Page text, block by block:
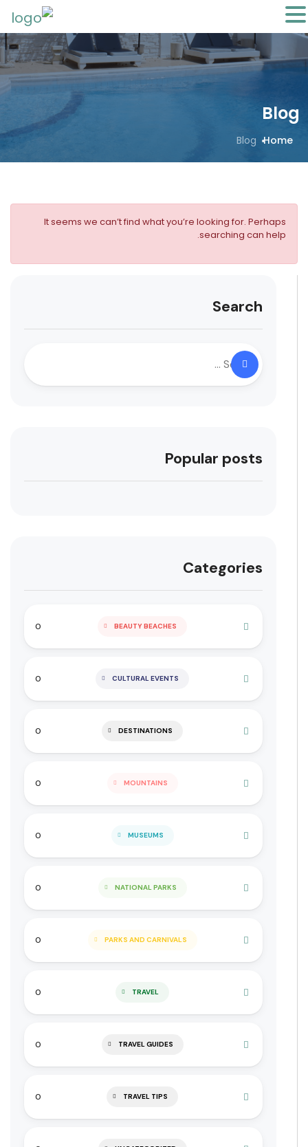
Blog
Home
Blog
It seems we can’t find what you’re looking for. Perhaps
searching can help.
Search
Popular posts
Categories
BEAUTY BEACHES
0
CULTURAL EVENTS
0
DESTINATIONS
0
MOUNTAINS
0
MUSEUMS
0
NATIONAL PARKS
0
PARKS AND CARNIVALS
0
TRAVEL
0
TRAVEL GUIDES
0
TRAVEL TIPS
0